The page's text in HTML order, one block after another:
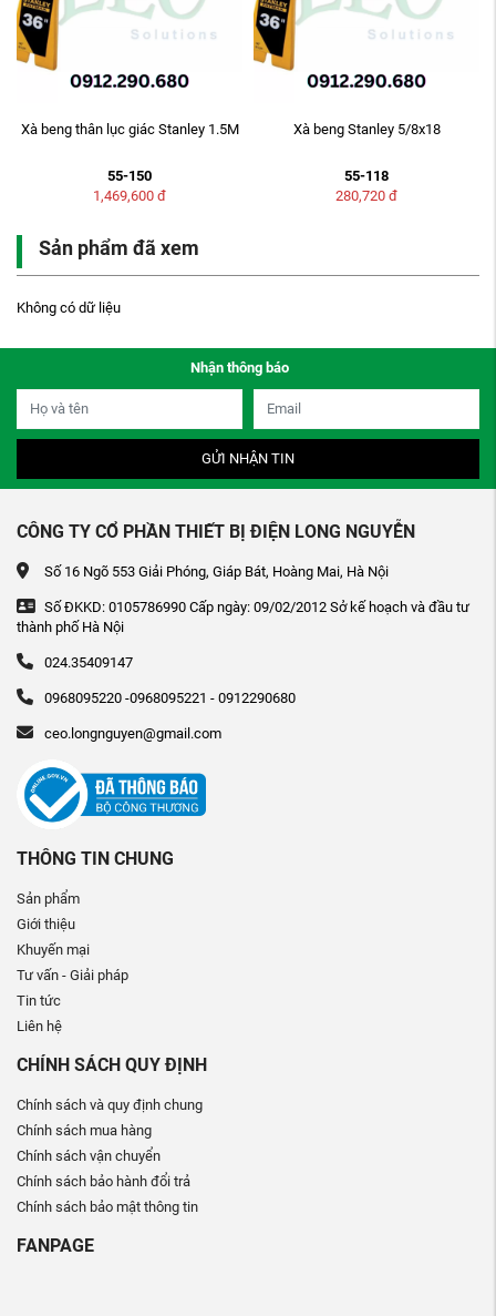
Xà beng thân lục giác Stanley 1.5M
55-150
1,469,600 đ
Xà beng Stanley 5/8x18
55-118
280,720 đ
Sản phẩm đã xem
Không có dữ liệu
Nhận thông báo
GỬI NHẬN TIN
CÔNG TY CỔ PHẦN THIẾT BỊ ĐIỆN LONG NGUYỄN
Số 16 Ngõ 553 Giải Phóng, Giáp Bát, Hoàng Mai, Hà Nội
Số ĐKKD: 0105786990 Cấp ngày: 09/02/2012 Sở kế hoạch và đầu tư
thành phố Hà Nội
024.35409147
0968095220 -0968095221 - 0912290680
ceo.longnguyen@gmail.com
THÔNG TIN CHUNG
Sản phẩm
Giới thiệu
Khuyến mại
Tư vấn - Giải pháp
Tin tức
Liên hệ
CHÍNH SÁCH QUY ĐỊNH
Chính sách và quy định chung
Chính sách mua hàng
Chính sách vận chuyển
Chính sách bảo hành đổi trả
Chính sách bảo mật thông tin
FANPAGE